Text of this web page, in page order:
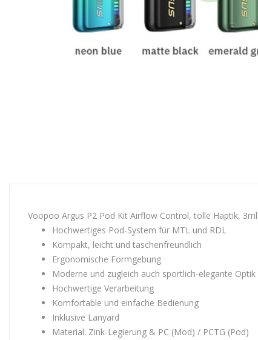
Voopoo Argus P2 Pod Kit Airflow Control, tolle Haptik,
Hochwertiges Pod-System für MTL und RDL
Kompakt, leicht und taschenfreundlich
Ergonomische Formgebung
Moderne und zugleich auch sportlich-elegante
Hochwertige Verarbeitung
Komfortable und einfache Bedienung
Inklusive Lanyard
Material: Zink-Legierung & PC (Mod) / PCTG (Pod)